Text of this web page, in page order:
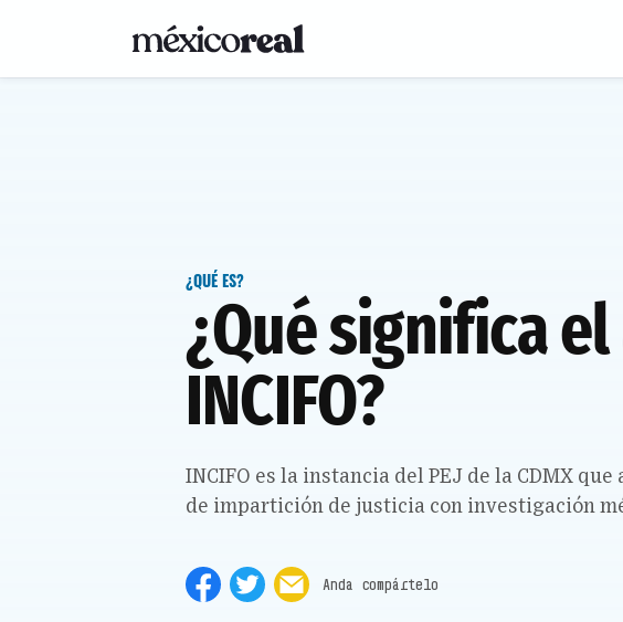
¿QUÉ ES?
¿Qué significa
INCIFO?
INCIFO es la instancia del PEJ de la CDMX
de impartición de justicia con investigación